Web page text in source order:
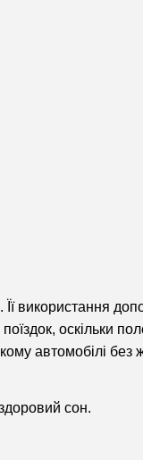
використання
оскільки
автомобілі
сон.